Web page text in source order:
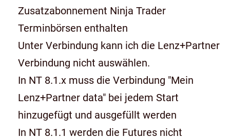
Zusatzabonnement Ninja Trader
Terminbörsen enthalten
Unter Verbindung kann ich die Lenz+Partner
Verbindung nicht auswählen.
In NT 8.1.x muss die Verbindung "Mein
Lenz+Partner data" bei jedem Start
hinzugefügt und ausgefüllt werden
In NT 8.1.1 werden die Futures nicht